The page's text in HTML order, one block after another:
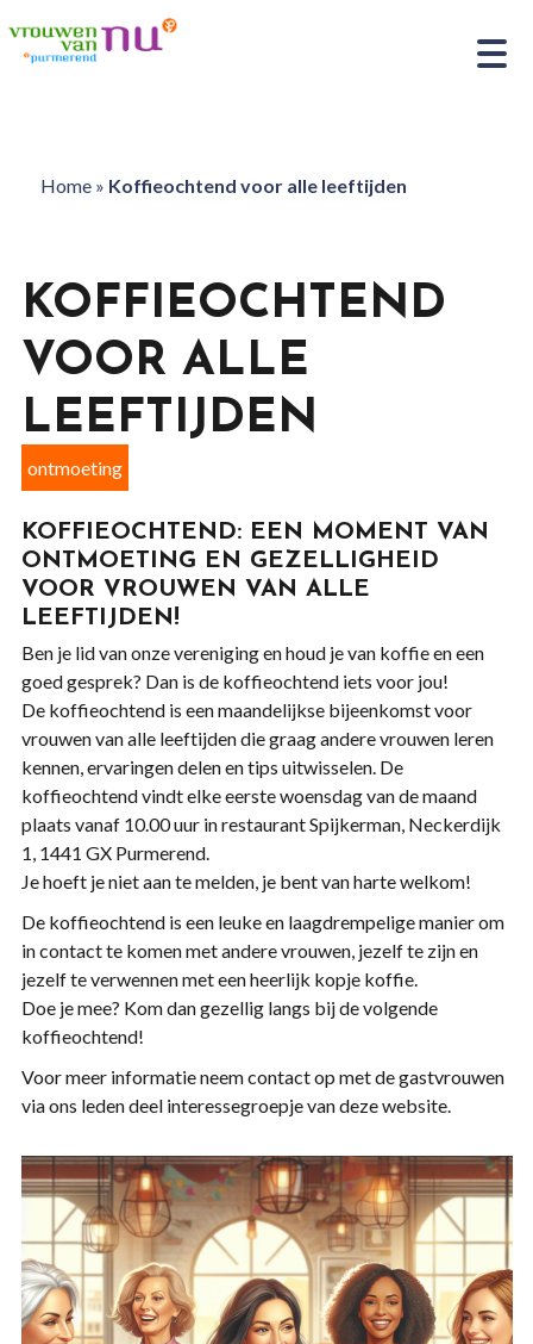
Home» Koffieochtend voor alle leeftijden
KOFFIEOCHTEND
VOOR ALLE
LEEFTIJDEN
ontmoeting
KOFFIEOCHTEND: EEN MOMENT VAN
ONTMOETING EN GEZELLIGHEID
VOOR VROUWEN VAN ALLE
LEEFTIJDEN!
Ben je lid van onze vereniging en houd je van koffie en een
goed gesprek? Dan is de koffieochtend iets voor jou!
De koffieochtend is een maandelijkse bijeenkomst voor
vrouwen van alle leeftijden die graag andere vrouwen leren
kennen, ervaringen delen en tips uitwisselen. De
koffieochtend vindt elke eerste woensdag van de maand
plaats vanaf 10.00 uur in restaurant Spijkerman, Neckerdijk
1, 1441 GX Purmerend.
Je hoeft je niet aan te melden, je bent van harte welkom!
De koffieochtend is een leuke en laagdrempelige manier om
in contact te komen met andere vrouwen, jezelf te zijn en
jezelf te verwennen met een heerlijk kopje koffie.
Doe je mee? Kom dan gezellig langs bij de volgende
koffieochtend!
Voor meer informatie neem contact op met de gastvrouwen
via ons leden deel interessegroepje van deze website.